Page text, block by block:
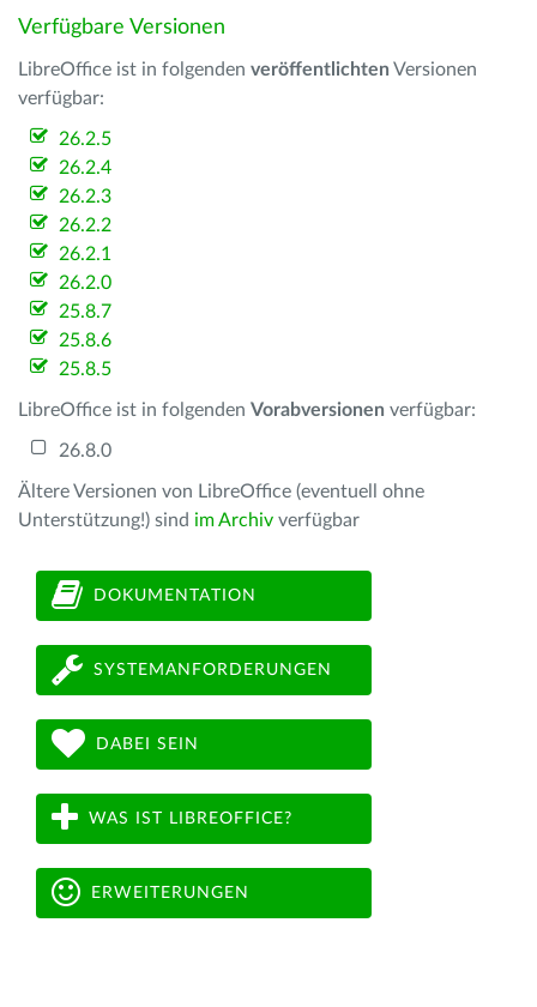
Verfügbare Versionen
LibreOffice ist in folgenden veröffentlichten Versionen
verfügbar:
26.2.5
26.2.4
26.2.3
26.2.2
26.2.1
26.2.0
25.8.7
25.8.6
25.8.5
LibreOffice ist in folgenden Vorabversionen verfügbar:
26.8.0
Ältere Versionen von LibreOffice (eventuell ohne
Unterstützung!) sind im Archiv verfügbar
DOKUMENTATION
SYSTEMANFORDERUNGEN
DABEI SEIN
WAS IST LIBREOFFICE?
ERWEITERUNGEN